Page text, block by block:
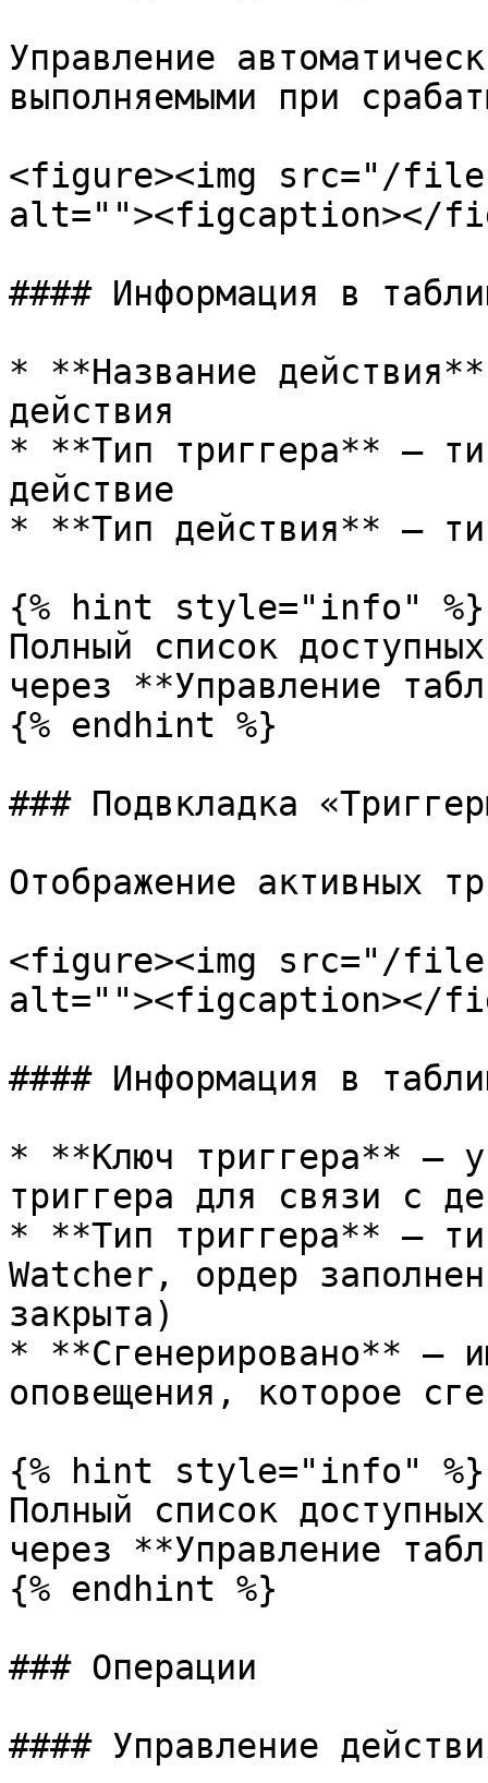
Управление
выполняемыми при
<figure><img src="/
alt=""><figcaption></
#### Информация в
* **Название
действия
* **Тип триггера** —
действие
* **Тип действия** —
{% hint style="info" %}
Полный список
через **Управление
{% endhint %}
### Подвкладка
Отображение активных
<figure><img src="/files/
alt=""><figcaption></
#### Информация в
* **Ключ триггера** —
триггера для связи с
* **Тип триггера** —
Watcher, ордер
закрыта)
* **Сгенерировано** —
оповещения, которое
{% hint style="info" %}
Полный список
через **Управление
{% endhint %}
### Операции
#### Управление